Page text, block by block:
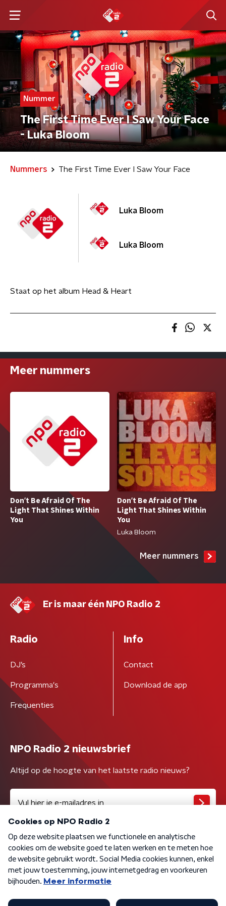
Nummer
The First Time Ever I Saw Your Face
- Luka Bloom
Nummers The First Time Ever I Saw Your Face
Luka Bloom
Luka Bloom
Staat op het album Head & Heart
Meer nummers
Don't Be Afraid Of The
Light That Shines Within
You
Don't Be Afraid Of The
Light That Shines Within
You
Luka Bloom
Meer nummers
Er is maar één NPO Radio 2
Radio
DJ’s
Programma's
Frequenties
Info
Contact
Download de app
NPO Radio 2 nieuwsbrief
Altijd op de hoogte van het laatste radio nieuws?
Algemene voorwaarden